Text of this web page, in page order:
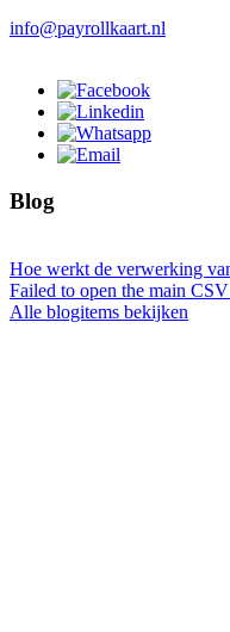
info@payrollkaart.nl
Blog
Hoe werkt de verwerking
Failed to open the main
Alle blogitems bekijken